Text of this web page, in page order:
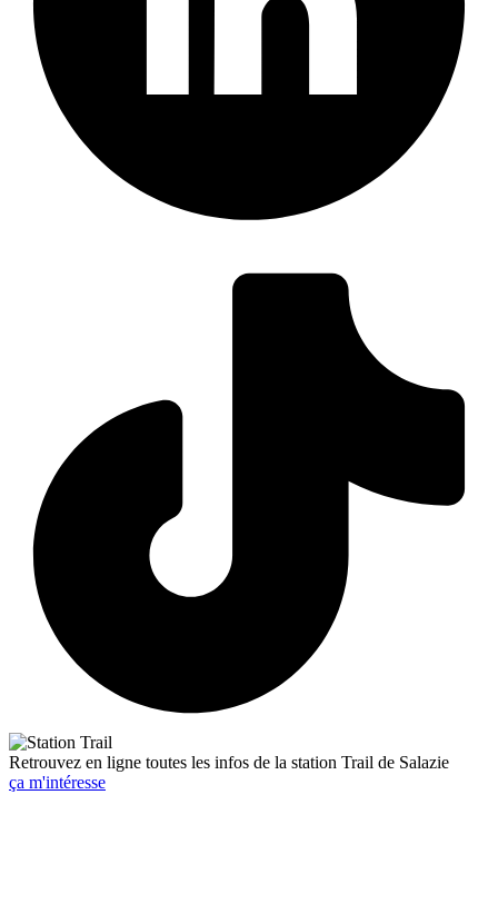
Retrouvez en ligne toutes les infos de la station Trail de Salazie
ça m'intéresse